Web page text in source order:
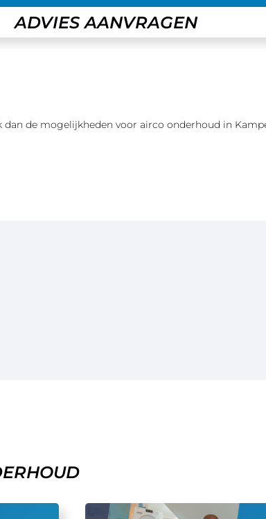
ADVIES AANVRAGEN
de mogelijkheden voor airco onderhoud in